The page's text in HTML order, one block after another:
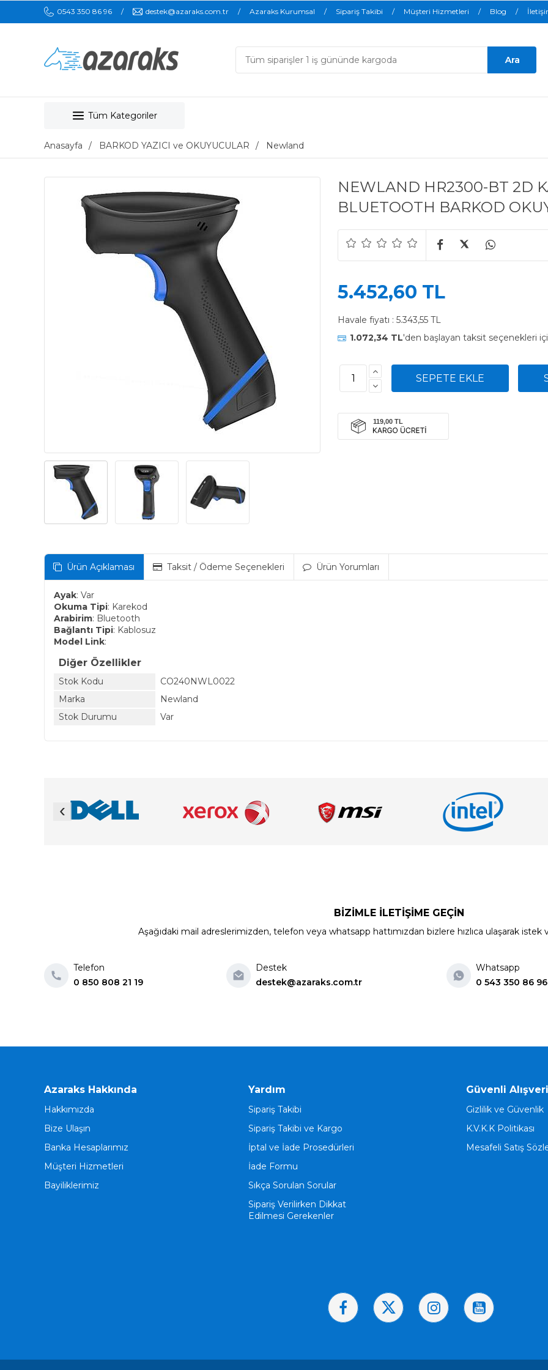
0543 350 86 96 destek@azaraks.com.tr Azaraks Kurumsal Sipariş Takibi Müşteri Hizmetleri Blog
Tüm Kategoriler
Anasayfa BARKOD YAZICI ve OKUYUCULAR Newland
NEWLAND HR2300-BT 2D
BLUETOOTH BARKOD
5.452,60 TL
Havale fiyatı : 5.343,55 TL
1.072,34 TL'den başlayan taksit seçenekleri
Ürün Açıklaması Taksit / Ödeme Seçenekleri Ürün Yorumları
Ayak: Var
Okuma Tipi: Karekod
Arabirim: Bluetooth
Bağlantı Tipi: Kablosuz
Model Link:
Diğer Özellikler
Stok Kodu
CO240NWL0022
Marka
Newland
Stok Durumu
Var
‹
BİZİMLE İLETİŞİME GEÇİN
Aşağıdaki mail adreslerimizden, telefon veya whatsapp hattımızdan bizlere hızlıca ulaşarak istek
Telefon
0 850 808 21 19
Destek
destek@azaraks.com.tr
Whatsapp
0 543 350 86 96
Azaraks Hakkında
Hakkımızda
Bize Ulaşın
Banka Hesaplarımız
Müşteri Hizmetleri
Bayiliklerimiz
Yardım
Sipariş Takibi
Sipariş Takibi ve Kargo
İptal ve İade Prosedürleri
İade Formu
Sıkça Sorulan Sorular
Sipariş Verilirken Dikkat
Edilmesi Gerekenler
Güvenli
Gizlilik ve Güvenlik
K.V.K.K Politikası
Mesafeli Satış